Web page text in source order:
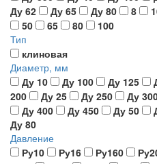
Ду 62
Ду 65 Ду 80 8
50
65 80
100
Тип
клиновая
Диаметр, мм
Ду 10
Ду 100 Ду 125
200
Ду 25 Ду 250 Ду
Ду 400
Ду 450 Ду 50
Ду 80
Давление
Ру10
Ру16 Ру160